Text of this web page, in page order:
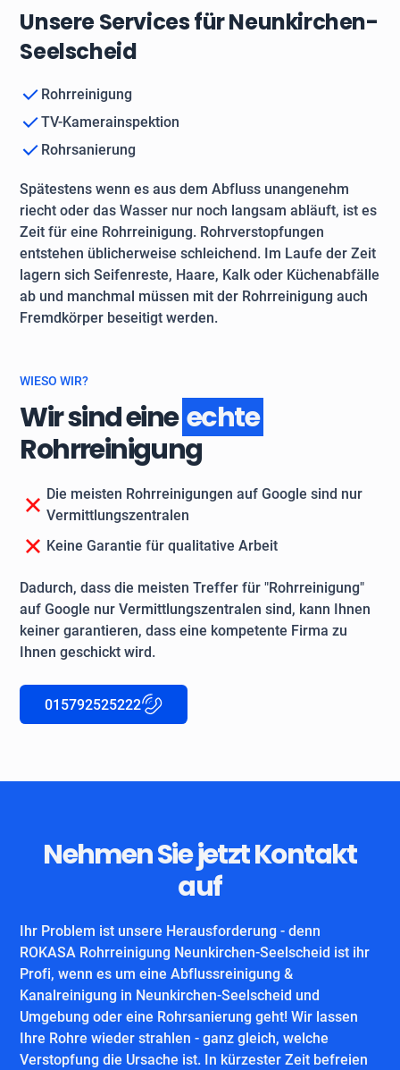
Unsere Services für Neunkirchen-
Seelscheid
Rohrreinigung
TV-Kamerainspektion
Rohrsanierung
Spätestens wenn es aus dem Abfluss unangenehm
riecht oder das Wasser nur noch langsam abläuft, ist es
Zeit für eine Rohrreinigung. Rohrverstopfungen
entstehen üblicherweise schleichend. Im Laufe der Zeit
lagern sich Seifenreste, Haare, Kalk oder Küchenabfälle
ab und manchmal müssen mit der Rohrreinigung auch
Fremdkörper beseitigt werden.
WIESO WIR?
Wir sind eineechte
Rohrreinigung
Die meisten Rohrreinigungen auf Google sind nur
Vermittlungszentralen
Keine Garantie für qualitative Arbeit
Dadurch, dass die meisten Treffer für "Rohrreinigung"
auf Google nur Vermittlungszentralen sind, kann Ihnen
keiner garantieren, dass eine kompetente Firma zu
Ihnen geschickt wird.
015792525222
Nehmen Sie jetzt Kontakt
auf
Ihr Problem ist unsere Herausforderung - denn
ROKASA Rohrreinigung Neunkirchen-Seelscheid ist ihr
Profi, wenn es um eine Abflussreinigung &
Kanalreinigung in Neunkirchen-Seelscheid und
Umgebung oder eine Rohrsanierung geht! Wir lassen
Ihre Rohre wieder strahlen - ganz gleich, welche
Verstopfung die Ursache ist. In kürzester Zeit befreien